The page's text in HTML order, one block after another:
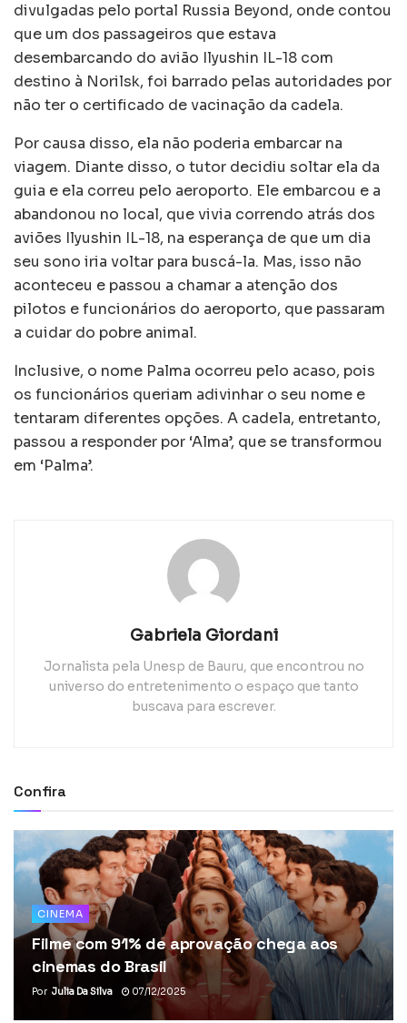
divulgadas pelo portal Russia Beyond, onde contou
que um dos passageiros que estava
desembarcando do avião Ilyushin IL-18 com
destino à Norilsk, foi barrado pelas autoridades por
não ter o certificado de vacinação da cadela.
Por causa disso, ela não poderia embarcar na
viagem. Diante disso, o tutor decidiu soltar ela da
guia e ela correu pelo aeroporto. Ele embarcou e a
abandonou no local, que vivia correndo atrás dos
aviões Ilyushin IL-18, na esperança de que um dia
seu sono iria voltar para buscá-la. Mas, isso não
aconteceu e passou a chamar a atenção dos
pilotos e funcionários do aeroporto, que passaram
a cuidar do pobre animal.
Inclusive, o nome Palma ocorreu pelo acaso, pois
os funcionários queriam adivinhar o seu nome e
tentaram diferentes opções. A cadela, entretanto,
passou a responder por ‘Alma’, que se transformou
em ‘Palma’.
Gabriela Giordani
Jornalista pela Unesp de Bauru, que encontrou no
universo do entretenimento o espaço que tanto
buscava para escrever.
Confira
CINEMA
Filme com 91% de aprovação chega aos
cinemas do Brasil
Por Julia Da Silva 07/12/2025